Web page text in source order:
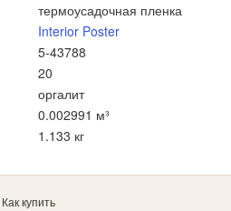
термоусадочная пленка
Interior Poster
5-43788
20
оргалит
0.002991 м³
1.133 кг
Как купить